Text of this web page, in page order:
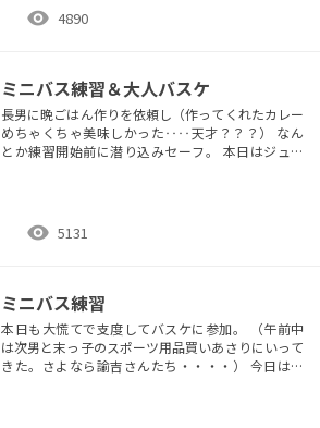
∀・) 楽しかったけど、5分間ずっと走り続けるとか
できず申し訳なかった。 得体のしれないオバチャ
visibility 4890
ミニバス練習＆大人バスケ
長男に晩ごはん作りを依頼し（作ってくれたカレー
めちゃくちゃ美味しかった‥‥天才？？？） なん
とか練習開始前に潜り込みセーフ。 本日はジュニ
るのは結構忙しい。 正直マジの初心者、あまりう
まくない子とジュニア卒業手前の子で分けてじっく
visibility 5131
ミニバス練習
本日も大慌てで支度してバスケに参加。 （午前中
は次男と末っ子のスポーツ用品買いあさりにいって
きた。さよなら諭吉さんたち・・・・） 今日は最